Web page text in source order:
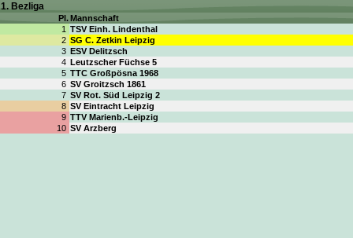
1. Bezliga
Pl.Mannschaft
1 TSV Einh. Lindenthal
2 SG C. Zetkin Leipzig
3 ESV Delitzsch
4 Leutzscher Füchse 5
5 TTC Großpösna 1968
6 SV Groitzsch 1861
7 SV Rot. Süd Leipzig 2
8 SV Eintracht Leipzig
9 TTV Marienb.-Leipzig
10 SV Arzberg